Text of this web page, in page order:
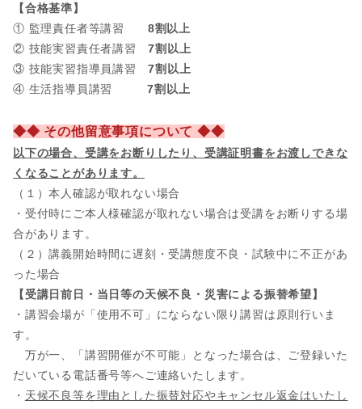
【合格基準】
① 監理責任者等講習 8割以上
② 技能実習責任者講習7割以上
③ 技能実習指導員講習7割以上
④ 生活指導員講習
7割以上
◆◆ その他留意事項について ◆◆
以下の場合、 受講をお断りしたり、受講証明書をお渡しできな
くなることがあります。
（１）本人確認が取れない場合
・受付時にご本人様確認が取れない場合は受講をお断りする場
合があります。
（２）講義開始時間に遅刻・受講態度不良・試験中に不正があ
った場合
【受講日前日・当日等の天候不良・災害による振替希望】
・講習会場が「使用不可」にならない限り講習は原則行いま
す。
万が一、「講習開催が不可能」となった場合は、ご登録いた
だいている電話番号等へご連絡いたします。
・ 天候不良等を理由とした振替対応やキャンセル返金はいたし